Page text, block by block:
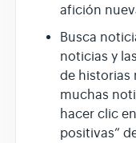
afición
Busca
noticias y
de historias
muchas
hacer clic
positivas”